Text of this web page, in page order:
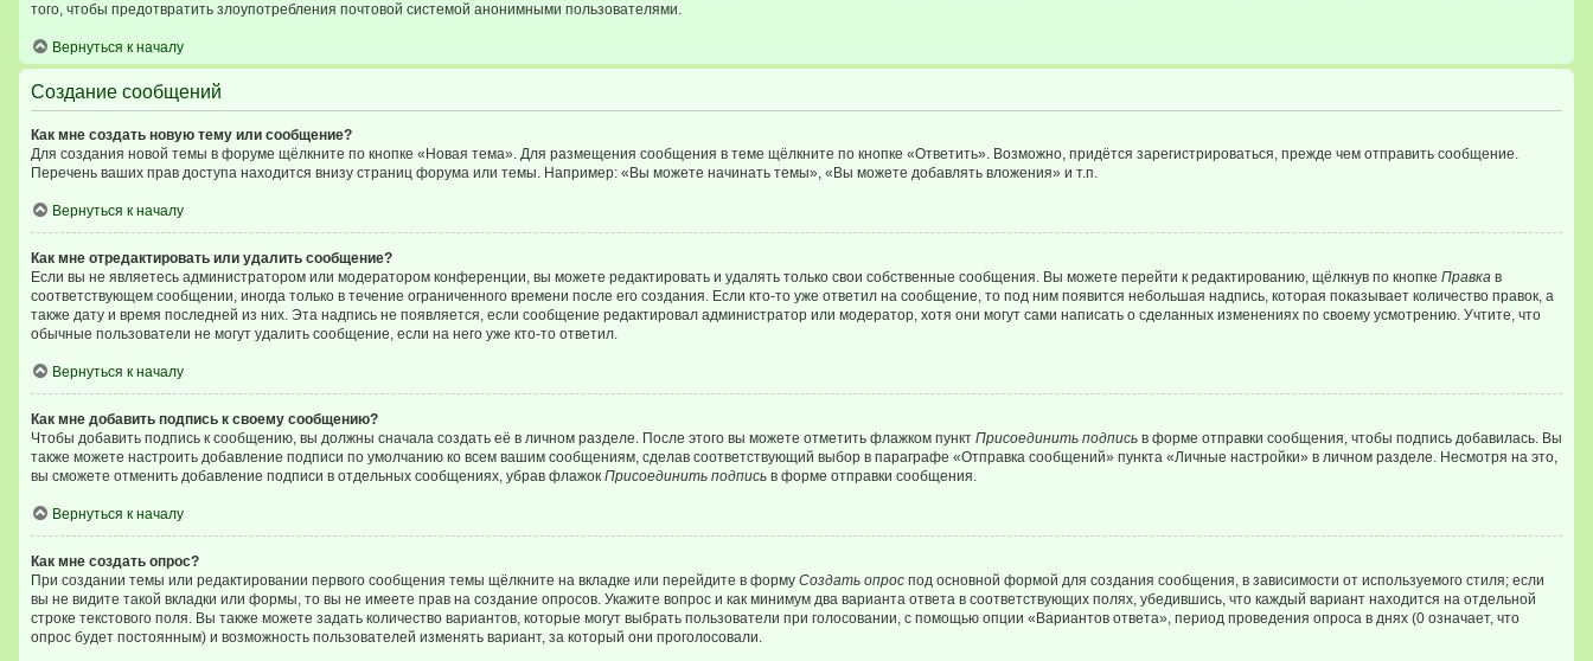
того, чтобы предотвратить злоупотребления почтовой системой анонимными пользователями.
Вернуться к началу
Создание сообщений
Как мне создать новую тему или сообщение?
Для создания новой темы в форуме щёлкните по кнопке «Новая тема». Для размещения сообщения в теме щёлкните по кнопке «Ответить». Возможно, придётся зарегистрироваться, прежде чем отправить сообщение.
Перечень ваших прав доступа находится внизу страниц форума или темы. Например: «Вы можете начинать темы», «Вы можете добавлять вложения» и т.п.
Вернуться к началу
Как мне отредактировать или удалить сообщение?
Если вы не являетесь администратором или модератором конференции, вы можете редактировать и удалять только свои собственные сообщения. Вы можете перейти к редактированию, щёлкнув по кнопке Правка в
соответствующем сообщении, иногда только в течение ограниченного времени после его создания. Если кто-то уже ответил на сообщение, то под ним появится небольшая надпись, которая показывает количество правок, а
также дату и время последней из них. Эта надпись не появляется, если сообщение редактировал администратор или модератор, хотя они могут сами написать о сделанных изменениях по своему усмотрению. Учтите, что
обычные пользователи не могут удалить сообщение, если на него уже кто-то ответил.
Вернуться к началу
Как мне добавить подпись к своему сообщению?
Чтобы добавить подпись к сообщению, вы должны сначала создать её в личном разделе. После этого вы можете отметить флажком пункт Присоединить подпись в форме отправки сообщения, чтобы подпись добавилась. Вы
также можете настроить добавление подписи по умолчанию ко всем вашим сообщениям, сделав соответствующий выбор в параграфе «Отправка сообщений» пункта «Личные настройки» в личном разделе. Несмотря на это,
вы сможете отменить добавление подписи в отдельных сообщениях, убрав флажок Присоединить подпись в форме отправки сообщения.
Вернуться к началу
Как мне создать опрос?
При создании темы или редактировании первого сообщения темы щёлкните на вкладке или перейдите в форму Создать опрос под основной формой для создания сообщения, в зависимости от используемого стиля; если
вы не видите такой вкладки или формы, то вы не имеете прав на создание опросов. Укажите вопрос и как минимум два варианта ответа в соответствующих полях, убедившись, что каждый вариант находится на отдельной
строке текстового поля. Вы также можете задать количество вариантов, которые могут выбрать пользователи при голосовании, с помощью опции «Вариантов ответа», период проведения опроса в днях (0 означает, что
опрос будет постоянным) и возможность пользователей изменять вариант, за который они проголосовали.